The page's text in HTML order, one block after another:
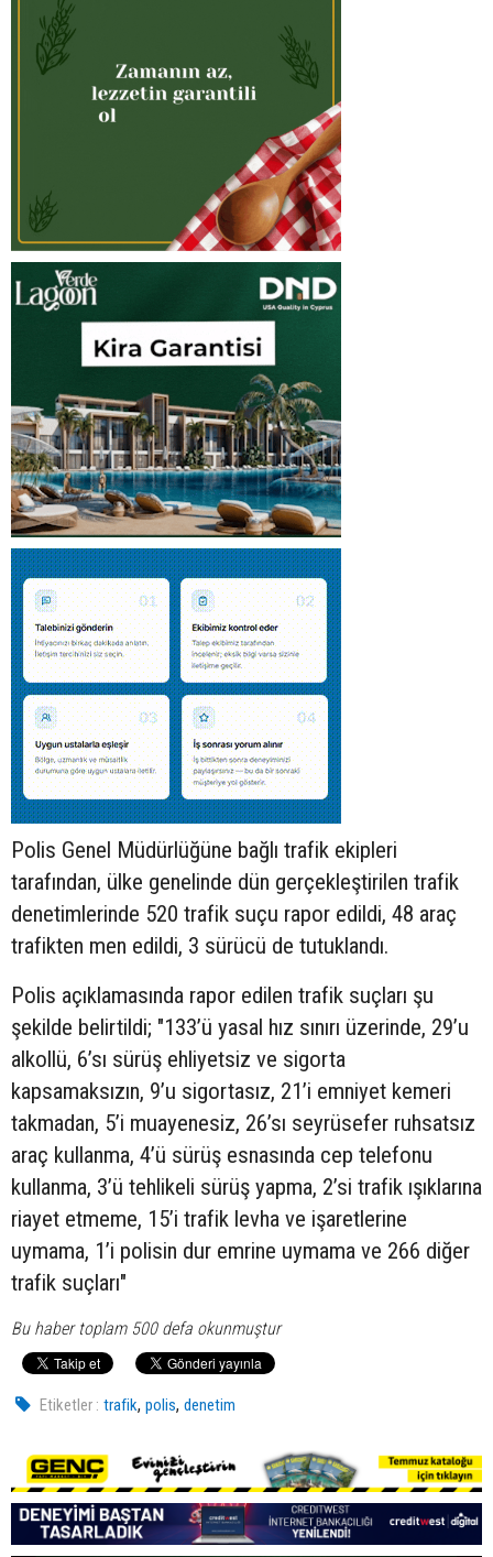
Polis Genel Müdürlüğüne bağlı trafik ekipleri
tarafından, ülke genelinde dün gerçekleştirilen trafik
denetimlerinde 520 trafik suçu rapor edildi, 48 araç
trafikten men edildi, 3 sürücü de tutuklandı.
Polis açıklamasında rapor edilen trafik suçları şu
şekilde belirtildi; "133’ü yasal hız sınırı üzerinde, 29’u
alkollü, 6’sı sürüş ehliyetsiz ve sigorta
kapsamaksızın, 9’u sigortasız, 21’i emniyet kemeri
takmadan, 5’i muayenesiz, 26’sı seyrüsefer ruhsatsız
araç kullanma, 4’ü sürüş esnasında cep telefonu
kullanma, 3’ü tehlikeli sürüş yapma, 2’si trafik ışıklarına
riayet etmeme, 15’i trafik levha ve işaretlerine
uymama, 1’i polisin dur emrine uymama ve 266 diğer
trafik suçları"
Bu haber toplam 500 defa okunmuştur
Etiketler : trafik,polis,denetim